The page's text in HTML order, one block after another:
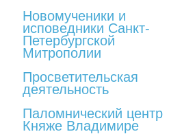
Новомученики и
исповедники Санкт-
Петербургской
Митрополии
Просветительская
деятельность
Паломнический центр
Княже Владимире